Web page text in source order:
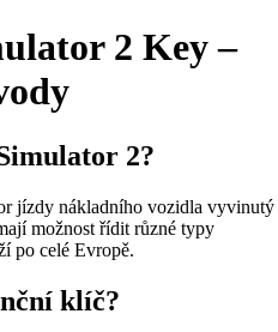
2 Key –
2?
jízdy nákladního vozidla vyvinutý
možnost řídit různé typy
po celé Evropě.
klíč?